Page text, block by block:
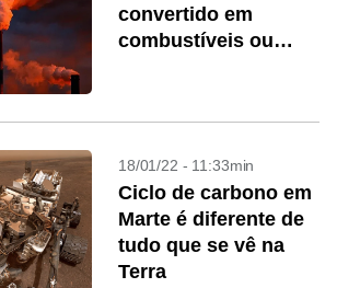
convertido em
combustíveis ou
18/01/22 - 11:33min
Ciclo de carbono em
Marte é diferente de
tudo que se vê na
Terra